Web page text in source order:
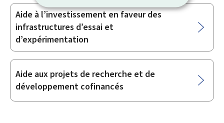
Aide à l’investissement en faveur des
infrastructures d’essai et
d’expérimentation
Aide aux projets de recherche et de
développement cofinancés